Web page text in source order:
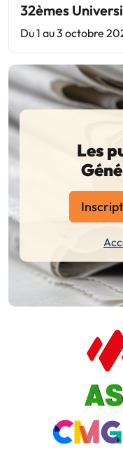
32èmes
Du 1 au 3 octobre
Les